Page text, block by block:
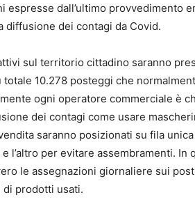
espresse dall’ultimo provvedimento
diffusione dei contagi da Covid.
sul territorio cittadino saranno
10.278 posteggi che
ogni operatore commerciale è
dei contagi come usare
saranno posizionati su fila
l’altro per evitare assembramenti. In
le assegnazioni giornaliere sui
prodotti usati.